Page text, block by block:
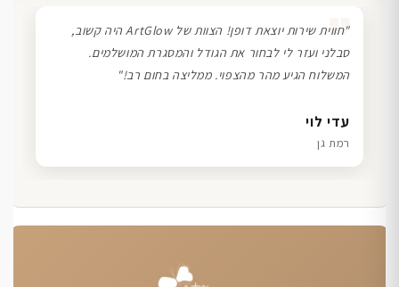
שרון כהן
תל אביב
❞
"חווית שירות יוצאת דופן! הצוות של ArtGlow היה קשוב,
סבלני ועזר לי לבחור את הגודל והמסגרת המושלמים.
המשלוח הגיע מהר מהצפוי. ממליצה בחום רב!"
עדי לוי
רמת גן
דנה גל
חיפה
ליאת ויוסי מ.
הוד השרון